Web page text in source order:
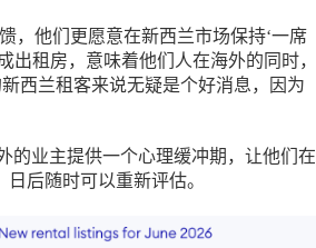
，他们更愿意在新西兰市场保持‘一席
出租房，意味着他们人在海外的同时，
西兰租客来说无疑是个好消息，因为
的业主提供一个心理缓冲期，让他们在
后随时可以重新评估。